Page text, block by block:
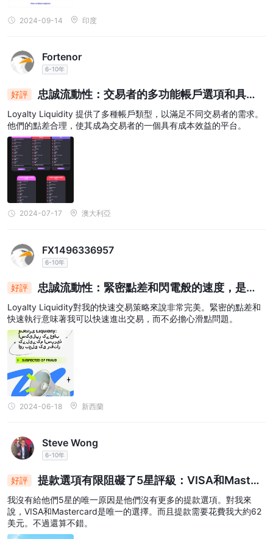
加號帳戶：
Plus 帳戶專為優先考慮簡單性和易用性的交易者而設計。它提供的
隔夜利息的，並提供高達 1:500 的槓桿。追加保證金水準設定為
100%，強制平倉水準設定為 70%。此外，帳戶持有人的交易無需支
下表總結了每種帳戶類型的主要特徵：
這些帳戶類型為交易者提供了一系列符合其交易目標和偏好的選擇，
確保為交易者提供量身定制的交易體驗 Loyalty Liquidity Limited。
槓桿作用
Loyalty Liquidity Limited提供高達 1:500 的最大交易槓桿。槓桿是
外匯和差價合約交易的關鍵特徵，它允許交易者以相對較少的資金控
制市場上較大的部位。使用 1:500 的槓桿，交易者可以放大價格波
動的風險，從而可能增加利潤和損失。
事，因為如果不謹慎管理，可能會導致重大損失。
Loyalty Liquidity Limited高槓桿的提供使交易者可以靈活地選擇適
合其交易策略和風險承受能力的槓桿水平，但交易者充分理解槓桿的
置停損單和限制部位規模，以減輕高槓桿的潛在負面影響。
點差和佣金
Loyalty Liquidity Limited提供靈活的點差和佣金結構，具體取決於
交易者選擇的特定交易帳戶。這種方法允許交易者選擇符合其交易偏
好和成本考慮的帳戶類型。
點差：點差，或說買價和賣價之間的差額，在不同地區有所不同
Loyalty Liquidity Limited的帳戶類型。該經紀商在其 ECN 帳戶上
者的理想選擇。隨著交易者轉向其他帳戶類型，如經典帳戶、專業帳
戶、優質帳戶和增強帳戶，點差可能會略有擴大，從 1 點開始逐漸
承受程度的交易者。
佣金：經紀商收取佣金的方式也根據所選帳戶類型的不同而有所不
同。例如，ECN帳戶收取最低佣金，這可能是看重超低點差並願意
為每筆交易支付佣金的交易者的首選。另一方面，經典帳戶和專業帳
2024-09-14 印度
Fortenor
6-10年
好評
忠誠流動性：交易者的多功能帳戶選項和具有
成本效益的點差
Loyalty Liquidity 提供了多種帳戶類型，以滿足不同交易者的需求。
他們的點差合理，使其成為交易者的一個具有成本效益的平台。
2024-07-17 澳大利亞
FX1496336957
6-10年
好評
忠誠流動性：緊密點差和閃電般的速度，是剃
頭匠的夢想
Loyalty Liquidity對我的快速交易策略來說非常完美。緊密的點差和
快速執行意味著我可以快速進出交易，而不必擔心滑點問題。
2024-06-18 新西蘭
Steve Wong
6-10年
好評
提款選項有限阻礙了5星評級：VISA和Master
card用戶需支付高額費用
我沒有給他們5星的唯一原因是他們沒有更多的提款選項。對我來
說，VISA和Mastercard是唯一的選擇。而且提款需要花費我大約62
美元。不過還算不錯。